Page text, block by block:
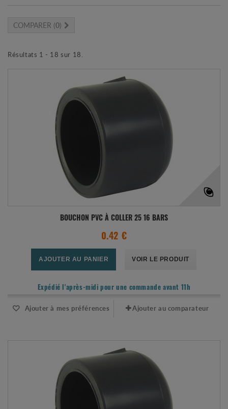
COMPARER (0)
Résultats 1 - 18 sur 18.
BOUCHON PVC À COLLER 25 16 BARS
0.42 €
AJOUTER AU PANIER VOIR LE PRODUIT
Expédié l'après-midi pour une commande avant 11h
Ajouter à mes préférences Ajouter au comparateur